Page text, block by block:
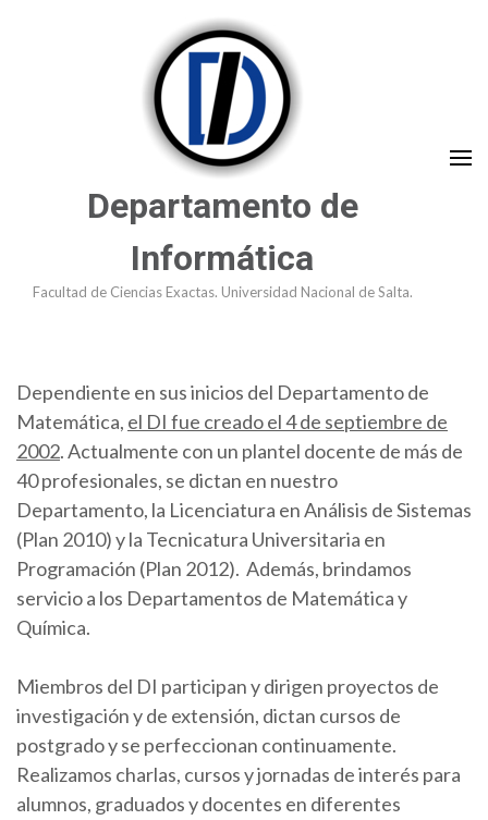
Departamento de
Informática
Facultad de Ciencias Exactas. Universidad Nacional de Salta.
Dependiente en sus inicios del Departamento de
Matemática, el DI fue creado el 4 de septiembre de
2002. Actualmente con un plantel docente de más de
40 profesionales, se dictan en nuestro
Departamento, la Licenciatura en Análisis de Sistemas
(Plan 2010) y la Tecnicatura Universitaria en
Programación (Plan 2012). Además, brindamos
servicio a los Departamentos de Matemática y
Química.
Miembros del DI participan y dirigen proyectos de
investigación y de extensión, dictan cursos de
postgrado y se perfeccionan continuamente.
Realizamos charlas, cursos y jornadas de interés para
alumnos, graduados y docentes en diferentes